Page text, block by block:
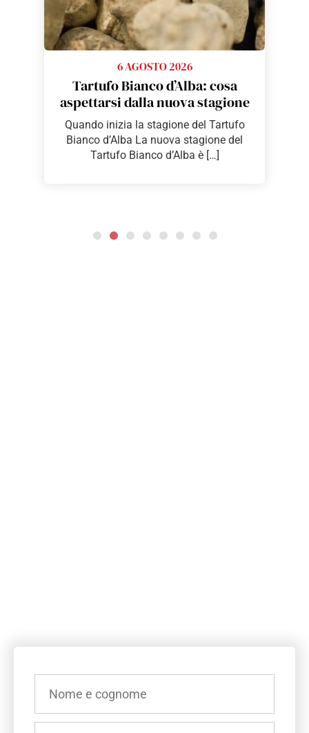
6 AGOSTO 2026
Tartufo Bianco d’Alba: cosa
aspettarsi dalla nuova stagione
Quando inizia la stagione del Tartufo
Bianco d’Alba La nuova stagione del
Tartufo Bianco d’Alba è […]